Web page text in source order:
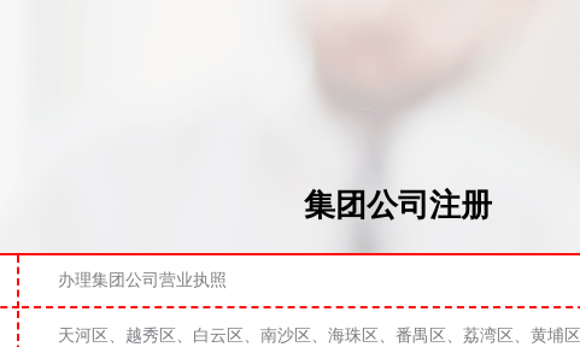
集团公司注册
办理集团公司营业执照
天河区、越秀区、白云区、南沙区、海珠区、番禺区、荔湾区、黄埔区